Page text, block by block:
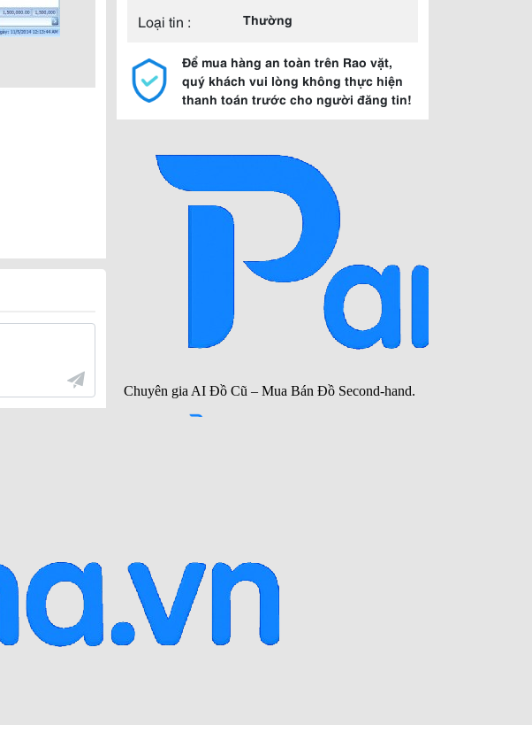
Loại tin :
Thường
Để mua hàng an toàn trên Rao vặt,
quý khách vui lòng không thực hiện
thanh toán trước cho người đăng tin!